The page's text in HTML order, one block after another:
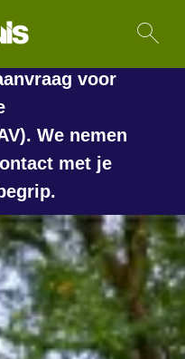
homepage
we
voor
We nemen
met je